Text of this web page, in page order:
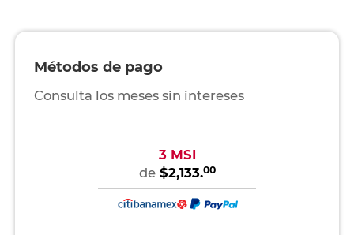
Métodos de pago
Consulta los meses sin intereses
3 MSI
de $2,133.00